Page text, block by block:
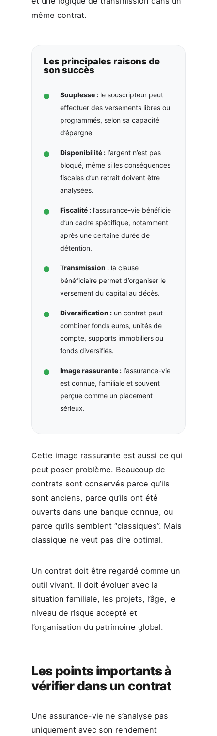
même contrat.
Les principales raisons de
son succès
Souplesse :le souscripteur peut
effectuer des versements libres ou
programmés, selon sa capacité
d’épargne.
Disponibilité :l’argent n’est pas
bloqué, même si les conséquences
fiscales d’un retrait doivent être
analysées.
Fiscalité :l’assurance-vie bénéficie
d’un cadre spécifique, notamment
après une certaine durée de
détention.
Transmission :la clause
bénéficiaire permet d’organiser le
versement du capital au décès.
Diversification :un contrat peut
combiner fonds euros, unités de
compte, supports immobiliers ou
fonds diversifiés.
Image rassurante :l’assurance-vie
est connue, familiale et souvent
perçue comme un placement
sérieux.
Cette image rassurante est aussi ce qui
peut poser problème. Beaucoup de
contrats sont conservés parce qu’ils
sont anciens, parce qu’ils ont été
ouverts dans une banque connue, ou
parce qu’ils semblent “classiques”. Mais
classique ne veut pas dire optimal.
Un contrat doit être regardé comme un
outil vivant. Il doit évoluer avec la
situation familiale, les projets, l’âge, le
niveau de risque accepté et
l’organisation du patrimoine global.
Les points importants à
vérifier dans un contrat
Une assurance-vie ne s’analyse pas
uniquement avec son rendement